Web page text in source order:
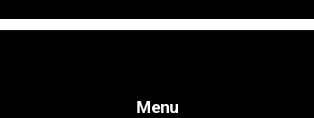
Menu